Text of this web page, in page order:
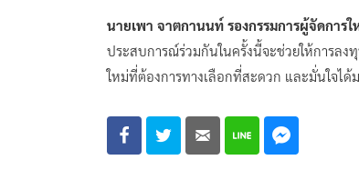
นายเพา จาตกานนท์ รองกรรมการผู้จัดการ
ประสบการณ์ร่วมกันในครั้งนี้จะช่วยให้การลง
ใหม่ที่ต้องการทางเลือกที่สะดวก และมั่นใจได้